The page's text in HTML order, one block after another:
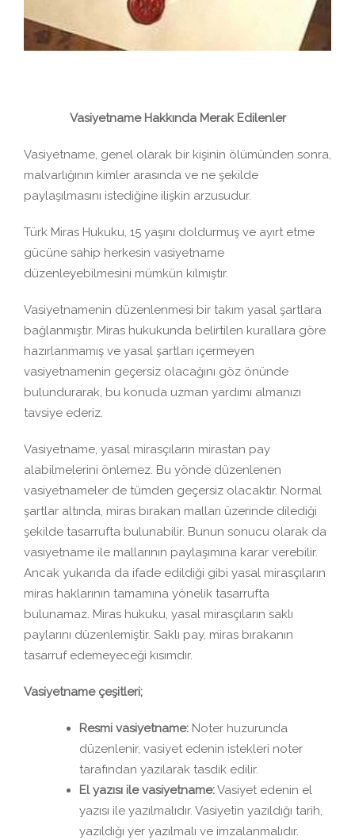
Vasiyetname Hakkında Merak Edilenler
Vasiyetname, genel olarak bir kişinin ölümünden sonra,
malvarlığının kimler arasında ve ne şekilde
paylaşılmasını istediğine ilişkin arzusudur.
Türk Miras Hukuku, 15 yaşını doldurmuş ve ayırt etme
gücüne sahip herkesin vasiyetname
düzenleyebilmesini mümkün kılmıştır.
Vasiyetnamenin düzenlenmesi bir takım yasal şartlara
bağlanmıştır. Miras hukukunda belirtilen kurallara göre
hazırlanmamış ve yasal şartları içermeyen
vasiyetnamenin geçersiz olacağını göz önünde
bulundurarak, bu konuda uzman yardımı almanızı
tavsiye ederiz.
Vasiyetname, yasal mirasçıların mirastan pay
alabilmelerini önlemez. Bu yönde düzenlenen
vasiyetnameler de tümden geçersiz olacaktır. Normal
şartlar altında, miras bırakan malları üzerinde dilediği
şekilde tasarrufta bulunabilir. Bunun sonucu olarak da
vasiyetname ile mallarının paylaşımına karar verebilir.
Ancak yukarıda da ifade edildiği gibi yasal mirasçıların
miras haklarının tamamına yönelik tasarrufta
bulunamaz. Miras hukuku, yasal mirasçıların saklı
paylarını düzenlemiştir. Saklı pay, miras bırakanın
tasarruf edemeyeceği kısımdır.
Vasiyetname çeşitleri;
Resmi vasiyetname: Noter huzurunda
düzenlenir, vasiyet edenin istekleri noter
tarafından yazılarak tasdik edilir.
El yazısı ile vasiyetname:Vasiyet edenin el
yazısı ile yazılmalıdır. Vasiyetin yazıldığı tarih,
yazıldığı yer yazılmalı ve imzalanmalıdır.